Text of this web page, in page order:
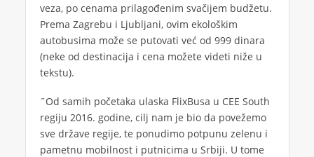
veza, po cenama prilagođenim svačijem budžetu.
Prema Zagrebu i Ljubljani, ovim ekološkim
autobusima može se putovati već od 999 dinara
(neke od destinacija i cena možete videti niže u
tekstu).
˝Od samih početaka ulaska FlixBusa u CEE South
regiju 2016. godine, cilj nam je bio da povežemo
sve države regije, te ponudimo potpunu zelenu i
pametnu mobilnost i putnicima u Srbiji. U tome